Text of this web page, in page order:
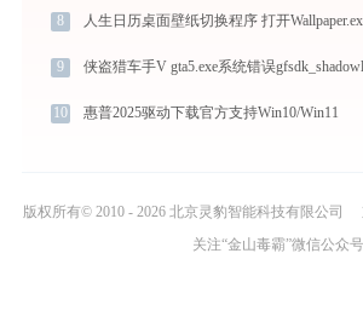
8
9
10 惠普2025驱动下载官方支持Win10/Win11
版权所有© 2010 - 2026 北京灵豹智能科技有限公司
关注“金山毒霸”微信公众号